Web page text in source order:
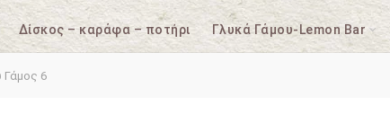
Δίσκος – καράφα – ποτήρι Γλυκά Γάμου-Lemon Bar
Γάμος 6